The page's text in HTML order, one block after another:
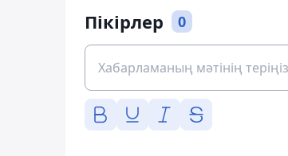
Пікірлер 0